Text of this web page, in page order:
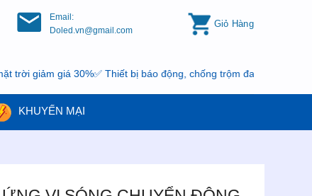
Email:
Doled.vn@gmail.com
Giỏ Hàng
giá 30%✅ Thiết bị báo động, chống trộm đang có khuyến mại,
KHUYẾN MẠI